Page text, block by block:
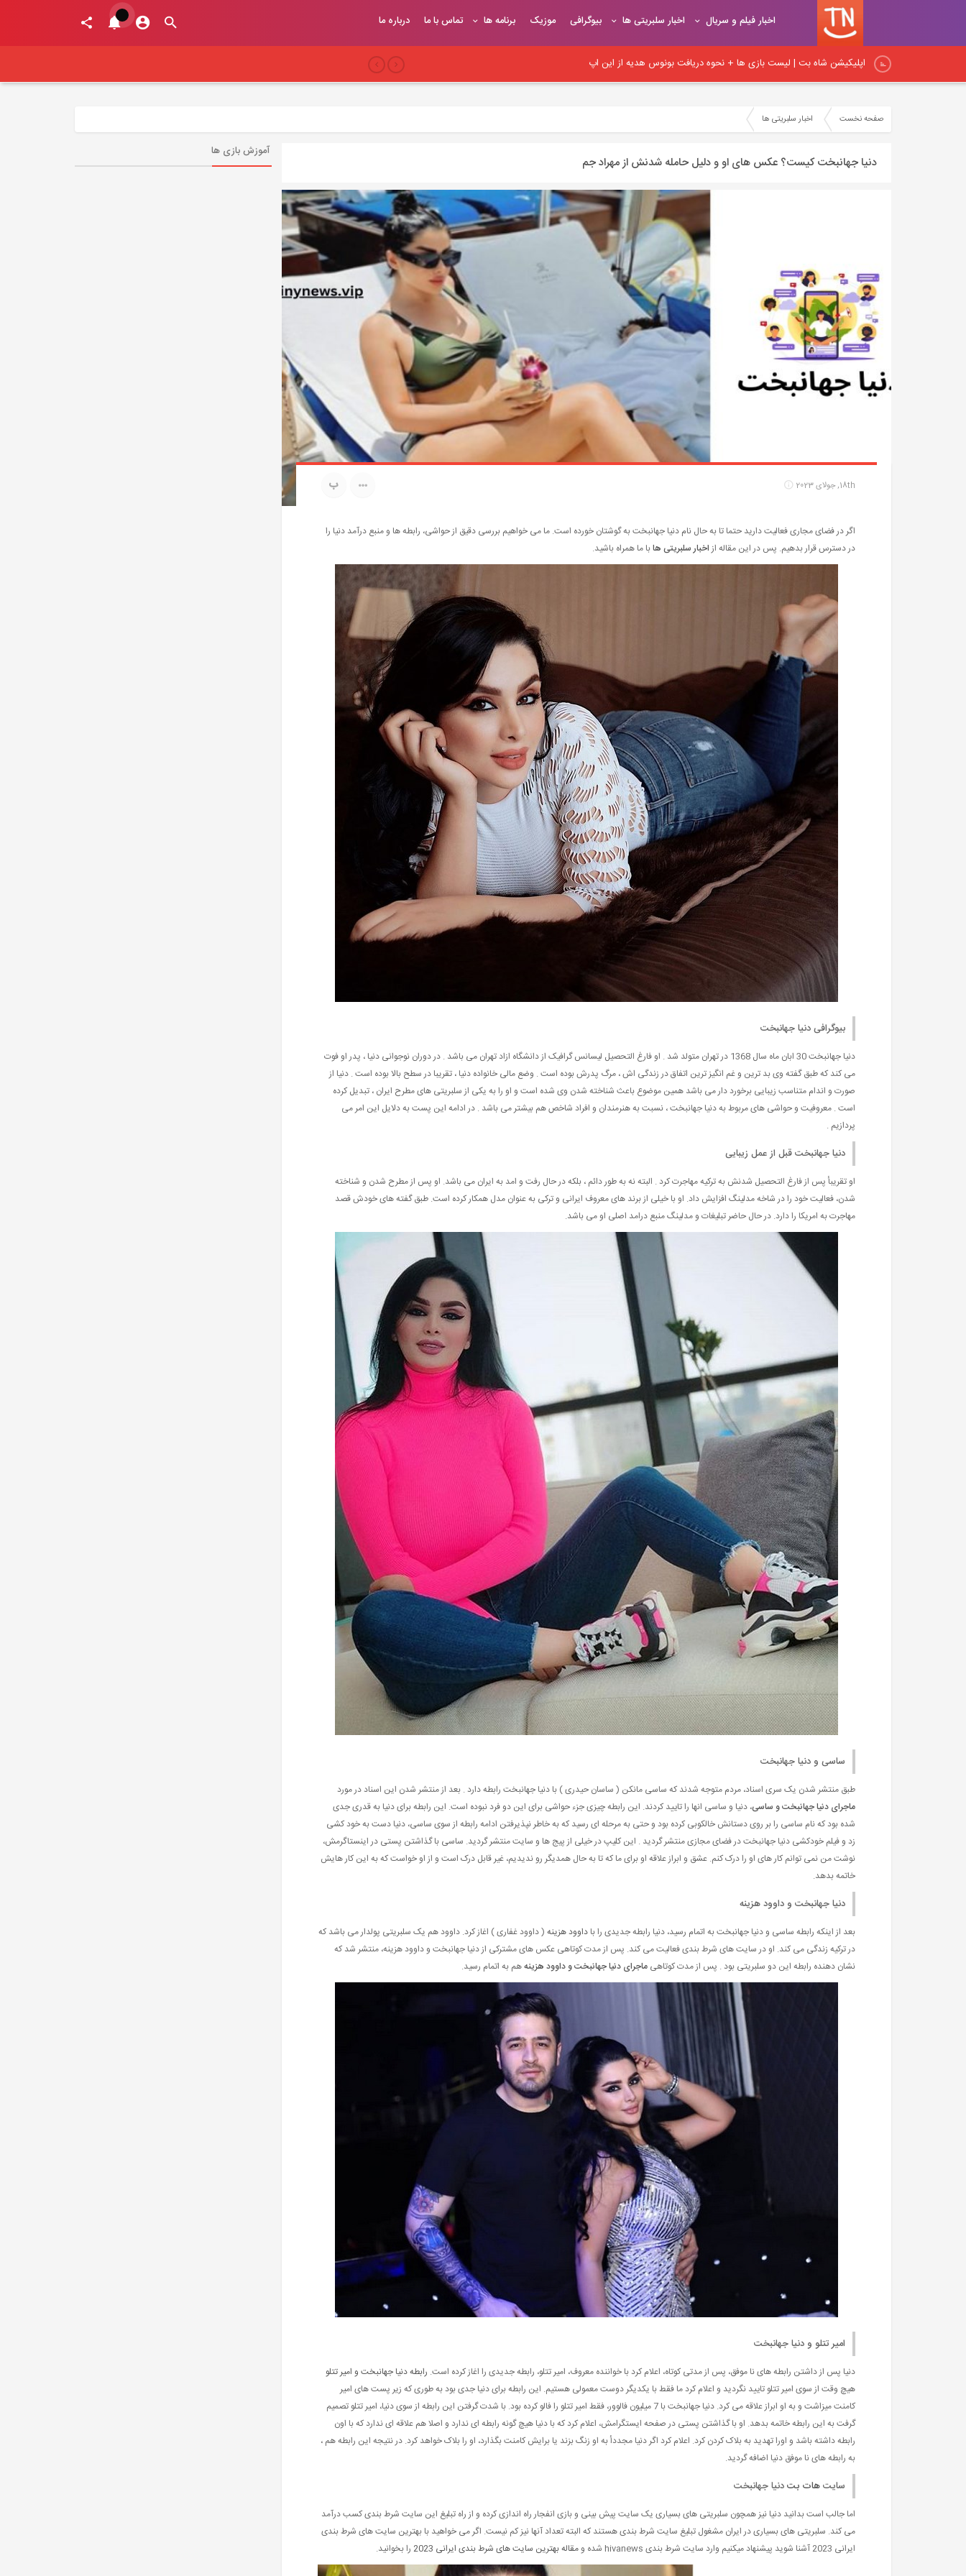
اخبار فیلم و سریال اخبار سلبریتی ها بیوگرافی موزیک برنامه ها تماس با ما درباره ما
اپلیکیشن شاه بت | لیست بازی ها + نحوه دریافت بونوس هدیه از این اپ
نکات اساسی لینک‌سازی در داخلی: راهنمای جامع برای بهبود سئو وب‌سایت
نکات مهم لینک‌سازی داخلی و آموزش اصول و روش‌های صحیح
اصول و قواعد اساسی لینک‌سازی: راهنمای کامل برای ایجاد پیوندهای موثر
صفحه نخست اخبار سلبریتی ها
دنیا جهانبخت کیست؟ عکس های او و دلیل حامله شدنش از مهراد جم
18th, جولای 2023 ب
اگر در فضای مجاری فعالیت دارید حتما تا به حال نام دنیا جهانبخت به گوشتان خورده است. ما می خواهیم بررسی دقیق از حواشی، رابطه ها و منبع درآمد دنیا را
در دسترس قرار بدهیم. پس در این مقاله ازاخبار سلبریتی هابا ما همراه باشید.
بیوگرافی دنیا جهانبخت
دنیا جهانبخت 30 ابان ماه سال 1368 در تهران متولد شد . او فارغ التحصیل لیسانس گرافیک از دانشگاه ازاد تهران می باشد . در دوران نوجوانی دنیا ، پدر او فوت
می کند که طبق گفته وی بد ترین و غم انگیز ترین اتفاق در زندگی اش ، مرگ پدرش بوده است . وضع مالی خانواده دنیا ، تقریبا در سطح بالا بوده است . دنیا از
صورت و اندام متناسب زیبایی برخورد دار می باشد همین موضوع باعث شناخته شدن وی شده است و او را به یکی از سلبریتی های مطرح ایران ، تبدیل کرده
است . معروفیت و حواشی های مربوط به دنیا جهانبخت ، نسبت به هنرمندان و افراد شاخص هم بیشتر می باشد . در ادامه این پست به دلایل این امر می
پردازیم .
دنیا جهانبخت قبل از عمل زیبایی
او تقریبأ پس از فارغ التحصیل شدنش به ترکیه مهاجرت کرد . البته نه به طور دائم ، بلکه در حال رفت و امد به ایران می باشد. او پس از مطرح شدن و شناخته
شدن، فعالیت خود را در شاخه مدلینگ افزایش داد. او با خیلی از برند های معروف ایرانی و ترکی به عنوان مدل همکار کرده است. طبق گفته های خودش قصد
مهاجرت به امریکا را دارد. در حال حاضر تبلیغات و مدلینگ منبع درامد اصلی او می باشد.
ساسی و دنیا جهانبخت
طبق منتشر شدن یک سری اسناد، مردم متوجه شدند که ساسی مانکن ( ساسان حیدری ) با دنیا جهانبخت رابطه دارد . بعد از منتشر شدن این اسناد در مورد
ماجرای دنیا جهانبخت و ساسی، دنیا و ساسی انها را تایید کردند. این رابطه چیزی جزء حواشی برای این دو فرد نبوده است. این رابطه برای دنیا به قدری جدی
شده بود که نام ساسی را بر روی دستانش خالکوبی کرده بود و حتی به مرحله ای رسید که به خاطر نپذیرفتن ادامه رابطه از سوی ساسی، دنیا دست به خود کشی
زد و فیلم خودکشی دنیا جهانبخت در فضای مجازی منتشر گردید . این کلیپ در خیلی از پیج ها و سایت منتشر گردید. ساسی با گذاشتن پستی در اینستاگرمش،
نوشت من نمی توانم کار های او را درک کنم. عشق و ابراز علاقه او برای ما که تا به حال همدیگر رو ندیدیم، غیر قابل درک است و از او خواست که به این کار هایش
خاتمه بدهد.
دنیا جهانبخت و داوود هزینه
بعد از اینکه رابطه ساسی و دنیا جهانبخت به اتمام رسید، دنیا رابطه جدیدی را با داوود هزینه ( داوود غفاری ) اغاز کرد. داوود هم یک سلبریتی پولدار می باشد که
در ترکیه زندگی می کند. او در سایت های شرط بندی فعالیت می کند. پس از مدت کوتاهی عکس های مشترکی از دنیا جهانبخت و داوود هزینه، منتشر شد که
نشان دهنده رابطه این دو سلبریتی بود . پس از مدت کوتاهی ماجرای دنیا جهانبخت و داوود هزینههم به اتمام رسید.
امیر تتلو و دنیا جهانبخت
دنیا پس از داشتن رابطه های نا موفق، پس از مدتی کوتاه، اعلام کرد با خواننده معروف، امیر تتلو، رابطه جدیدی را اغاز کرده است. رابطه دنیا جهانبخت و امیر تتلو
هیچ وقت از سوی امیر تتلو تایید نگردید و اعلام کرد ما فقط با یکدیگر دوست معمولی هستیم. این رابطه برای دنیا جدی بود به طوری که زیر پست های امیر
کامنت میزاشت و به او ابراز علاقه می کرد. دنیا جهانبخت با 7 میلیون فالوور، فقط امیر تتلو را فالو کرده بود. با شدت گرفتن این رابطه از سوی دنیا، امیر تتلو تصمیم
گرفت به این رابطه خاتمه بدهد. او با گذاشتن پستی در صفحه ایستگرامش، اعلام کرد که با دنیا هیچ گونه رابطه ای ندارد و اصلا هم علاقه ای ندارد که با اون
رابطه داشته باشد و اورا تهدید به بلاک کردن کرد. اعلام کرد اگر دنیا مجددأ به او زنگ بزند یا برایش کامنت بگذارد، او را بلاک خواهد کرد. در نتیجه این رابطه هم ،
به رابطه های نا موفق دنیا اضافه گردید.
سایتهات بتدنیا جهانبخت
اما جالب است بدانید دنیا نیز همچون سلبریتی های بسیاری یک سایت پیش بینی و بازی انفجار راه اندازی کرده و از راه تبلیغ این سایت شرط بندی کسب درآمد
می کند. سلبریتی های بسیاری در ایران مشغول تبلیغ سایت شرط بندی هستند که البته تعداد آنها نیز کم نیست. اگر می خواهید با بهترین سایت های شرط بندی
ایرانی 2023 آشنا شوید پیشنهاد میکنیم وارد سایت شرط بندی hivanews شده و
مقاله بهترین سایت های شرط بندی ایرانی 2023 را بخوانید.
آموزش بازی ها